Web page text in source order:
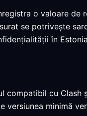
o valoare
se potrivește
în
compatibil cu
versiunea minimă